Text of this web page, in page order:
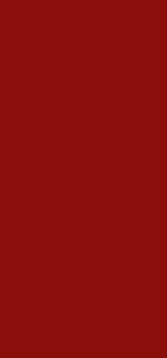
Vino
Céline Rosé Côtes